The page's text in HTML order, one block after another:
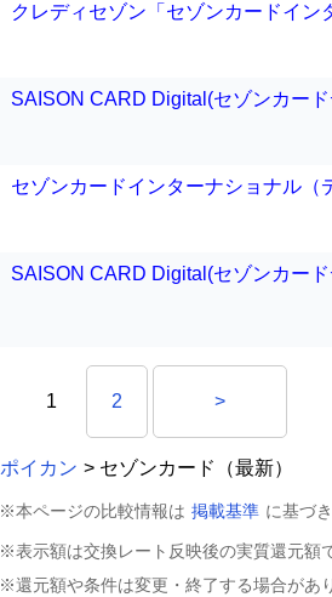
クレディセゾン「セゾンカードイン
SAISON CARD Digital(セゾンカー
セゾンカードインターナショナル（
SAISON CARD Digital(セゾンカー
1 2 >
ポイカン > セゾンカード（最新）
※本ページの比較情報は 掲載基準 に基づ
※表示額は交換レート反映後の実質還元額
※還元額や条件は変更・終了する場合があ